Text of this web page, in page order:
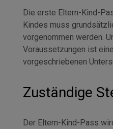
Die erste Eltern-Kind-
Kindes muss
vorgenommen werden.
Voraussetzungen ist
vorgeschriebenen
Zuständige
Der Eltern-Kind-Pass